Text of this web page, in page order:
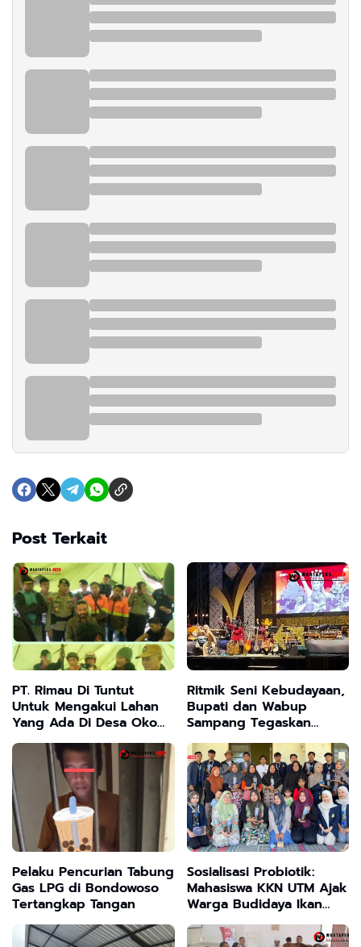
Post Terkait
PT. Rimau Di Tuntut
Untuk Mengakui Lahan
Yang Ada Di Desa Oko
Oko Dusun 2 Lawanie
Sah Milik Pak Nassar
Ritmik Seni Kebudayaan,
Bupati dan Wabup
Sampang Tegaskan
Kesenian ini Tetap
Dilestarikan
Pelaku Pencurian Tabung
Gas LPG di Bondowoso
Tertangkap Tangan
Sosialisasi Probiotik:
Mahasiswa KKN UTM Ajak
Warga Budidaya Ikan
dan Udang yang Lebih
Sehat dan Optimal